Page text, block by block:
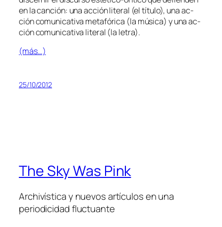
en la can­ción: una ac­ción li­te­ral (el tí­tu­lo), una ac­
ción co­mu­ni­ca­ti­va me­ta­fó­ri­ca (la mú­si­ca) y una ac­
ción co­mu­ni­ca­ti­va li­te­ral (la letra).
(más…)
25/10/2012
The Sky Was Pink
Archivística y nuevos artículos en una
periodicidad fluctuante